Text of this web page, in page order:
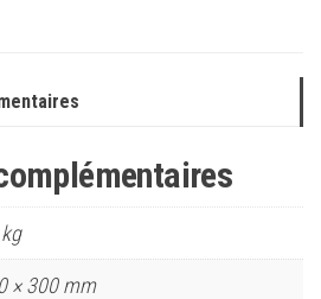
× 300 mm